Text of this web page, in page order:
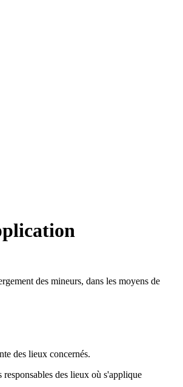
des mineurs, dans les moyens de
des lieux concernés.
des lieux où s'applique